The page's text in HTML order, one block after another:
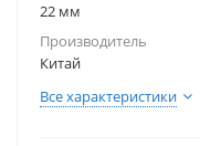
22 мм
Производитель
Китай
Все характеристики